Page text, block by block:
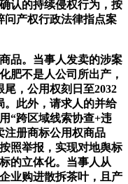
认的持续侵权行为，按
问产权行政法律指点案
。当事人发卖的涉案
肥不是人公司所出产，
，公用权刻日至2032
。此外，请求人的并给
“跨区域线索协查+违
注册商标公用权商品
照举报，实现对地舆标
的立体化。当事人从
业购进散拆茶叶，且产